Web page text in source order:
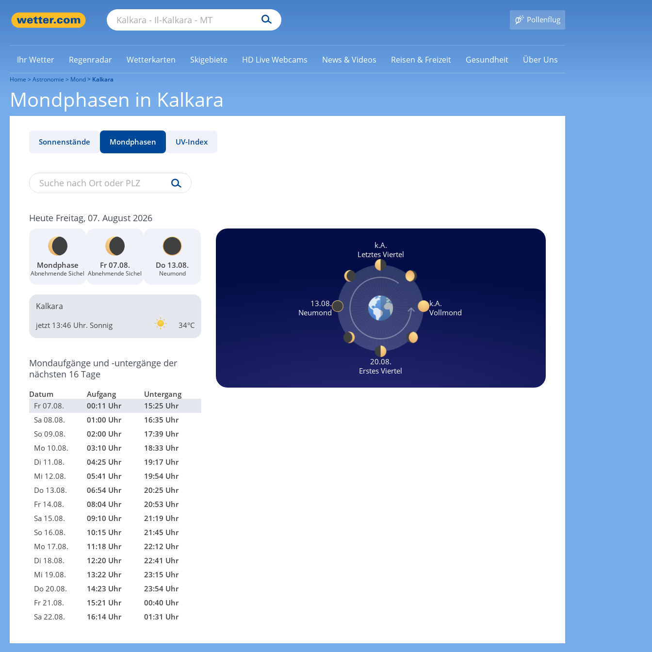
Pollenflug
Ihr Wetter Regenradar Wetterkarten Skigebiete HD Live Webcams News & Videos Reisen & Freizeit Gesundheit Über Uns
Home Astronomie Mond Kalkara
Mondphasen in Kalkara
Sonnenstände Mondphasen UV-Index
Heute Freitag, 07. August 2026
Mondphase
Abnehmende Sichel
Fr 07.08.
Abnehmende Sichel
Do 13.08.
Neumond
Kalkara
34°C
jetzt 13:46 Uhr. Sonnig
Mondaufgänge und -untergänge der
nächsten 16 Tage
Datum Aufgang
Untergang
Fr 07.08.
00:11 Uhr
15:25 Uhr
Sa 08.08.
01:00 Uhr
16:35 Uhr
So 09.08.
02:00 Uhr
17:39 Uhr
Mo 10.08.
03:10 Uhr
18:33 Uhr
Di 11.08.
04:25 Uhr
19:17 Uhr
Mi 12.08.
05:41 Uhr
19:54 Uhr
Do 13.08.
06:54 Uhr
20:25 Uhr
Fr 14.08.
08:04 Uhr
20:53 Uhr
Sa 15.08.
09:10 Uhr
21:19 Uhr
So 16.08.
10:15 Uhr
21:45 Uhr
Mo 17.08.
11:18 Uhr
22:12 Uhr
Di 18.08.
12:20 Uhr
22:41 Uhr
Mi 19.08.
13:22 Uhr
23:15 Uhr
Do 20.08.
14:23 Uhr
23:54 Uhr
Fr 21.08.
15:21 Uhr
00:40 Uhr
Sa 22.08.
16:14 Uhr 01:31 Uhr
k.A.
Letztes Viertel
13.08.
Neumond
k.A.
Vollmond
20.08.
Erstes Viertel